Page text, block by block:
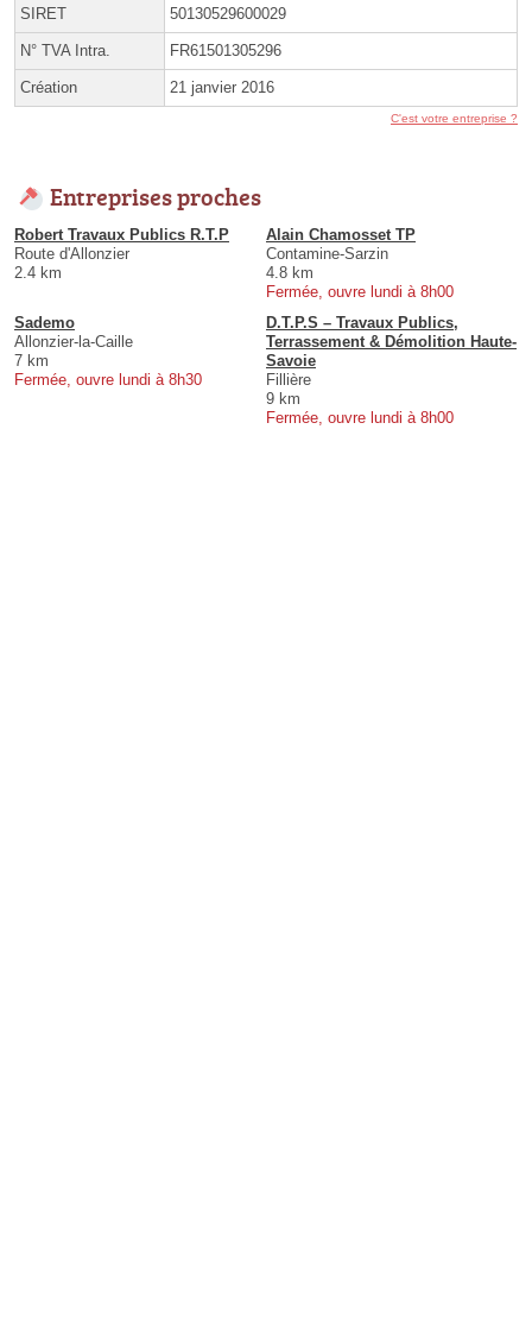
SIRET 50130529600029
N° TVA Intra. FR61501305296
Création 21 janvier 2016
C'est votre entreprise ?
Entreprises proches
Robert Travaux Publics R.T.P
Route d'Allonzier
2.4 km
Alain Chamosset TP
Contamine-Sarzin
4.8 km
Fermée, ouvre lundi à 8h00
Sademo
Allonzier-la-Caille
7 km
Fermée, ouvre lundi à 8h30
D.T.P.S – Travaux Publics,
Terrassement & Démolition Haute-
Savoie
Fillière
9 km
Fermée, ouvre lundi à 8h00